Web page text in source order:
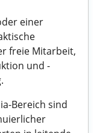
einer
freie Mitarbeit,
und -
Bereich sind